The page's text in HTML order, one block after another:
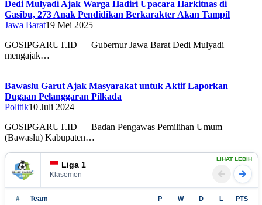
Dedi Mulyadi Ajak Warga Hadiri Upacara Harkitnas di
Gasibu, 273 Anak Pendidikan Berkarakter Akan Tampil
Jawa Barat19 Mei 2025
GOSIPGARUT.ID — Gubernur Jawa Barat Dedi Mulyadi
mengajak…
Bawaslu Garut Ajak Masyarakat untuk Aktif Laporkan
Dugaan Pelanggaran Pilkada
Politik10 Juli 2024
GOSIPGARUT.ID — Badan Pengawas Pemilihan Umum
(Bawaslu) Kabupaten…
Liga 1
Klasemen
LIHAT LEBIH
# Team P W D L PTS